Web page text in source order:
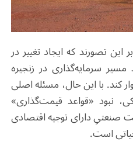
تصورند که ایجاد تغییر در
سرمایه‌گذاری در زنجیره
کند. با این حال، مسئله اصلی
نبود «قواعد قیمت‌گذاری»
صنعتیِ دارای توجیه اقتصادی
است.